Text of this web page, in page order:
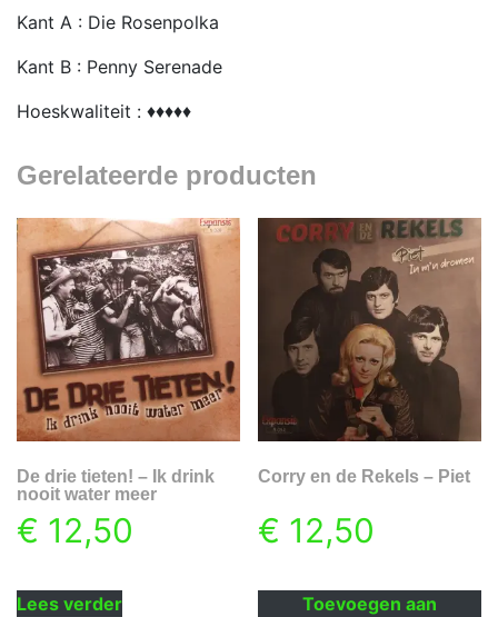
Kant A : Die Rosenpolka
Kant B : Penny Serenade
Hoeskwaliteit : ♦♦♦♦♦
Gerelateerde producten
De drie tieten! – Ik drink
nooit water meer
€ 12,50
Lees verder
Corry en de Rekels – Piet
€ 12,50
Toevoegen aan